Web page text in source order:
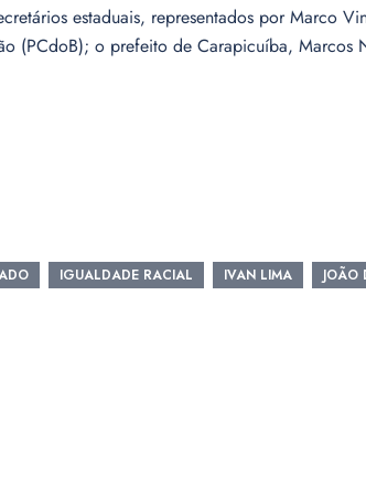
estaduais, representados por Marco
(PCdoB); o prefeito de Carapicuíba, Marcos
IGUALDADE RACIAL IVAN LIMA JOÃO